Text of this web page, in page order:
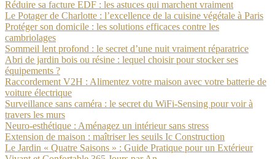
Réduire sa facture EDF : les astuces qui marchent vraiment
Le Potager de Charlotte : l’excellence de la cuisine végétale à Paris
Protéger son domicile : les solutions efficaces contre les
cambriolages
Sommeil lent profond : le secret d’une nuit vraiment réparatrice
Abri de jardin bois ou résine : lequel choisir pour stocker ses
équipements ?
Raccordement V2H : Alimentez votre maison avec votre batterie de
voiture électrique
Surveillance sans caméra : le secret du WiFi-Sensing pour voir à
travers les murs
Neuro-esthétique : Aménagez un intérieur sans stress
Extension de maison : maîtriser les seuils Ic Construction
Le Jardin « Quatre Saisons » : Guide Pratique pour un Extérieur